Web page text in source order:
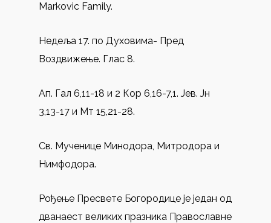
Markovic Family.
Недеља 17. по Духовима- Пред
Воздвижење. Глас 8.
Ап. Гал 6,11-18 и 2 Кор 6,16-7,1. Јев. Јн
3,13-17 и Мт 15,21-28.
Св. Мученице Минодора, Митродора и
Нимфодора.
Рођење Пресвете Богородице је један од
дванаест великих празника Православне